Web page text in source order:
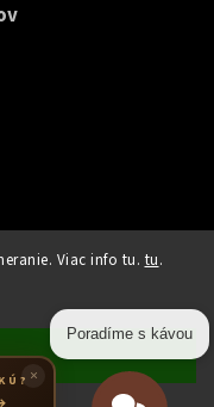
Viac info tu. tu.
práva vyhradené.
cookies
Poradíme s kávou
×